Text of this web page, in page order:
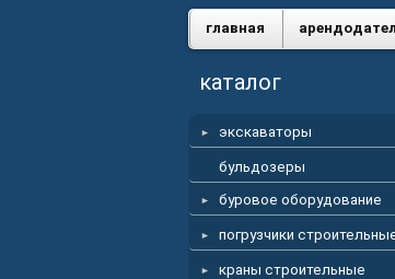
главная
каталог
экскаваторы
бульдозеры
буровое оборудование
погрузчики
краны строительные